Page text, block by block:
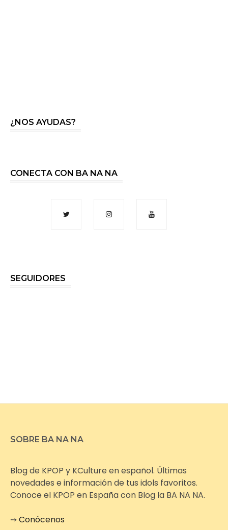
¿NOS AYUDAS?
CONECTA CON BA NA NA
SEGUIDORES
SOBRE BA NA NA
Blog de KPOP y KCulture en español. Últimas
novedades e información de tus idols favoritos.
Conoce el KPOP en España con Blog la BA NA NA.
➙Conócenos